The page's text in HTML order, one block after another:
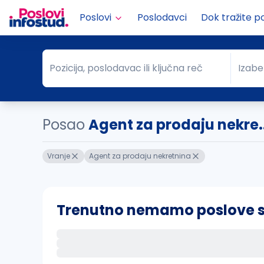
Poslovi Poslodavci Dok tražite
Pozicija, poslodavac ili ključna reč
Pozicija, poslodavac ili ključna reč Grad
PosaoAgent za prodaju
Vranje Agent za prodaju nekretnina
Trenutno nemamo poslove